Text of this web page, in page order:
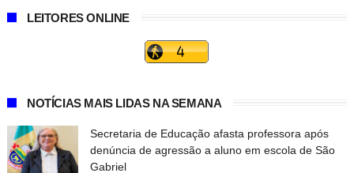
LEITORES ONLINE
NOTÍCIAS MAIS LIDAS NA SEMANA
Secretaria de Educação afasta professora após
denúncia de agressão a aluno em escola de São
Gabriel